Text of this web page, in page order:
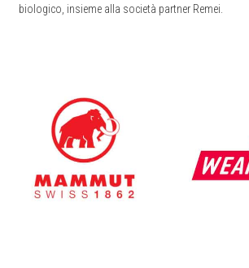
biologico, insieme alla società partner Remei.